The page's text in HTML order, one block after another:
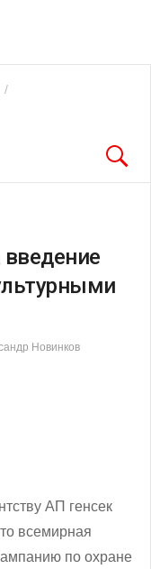
Новинков
АП генсек
всемирная
по охране